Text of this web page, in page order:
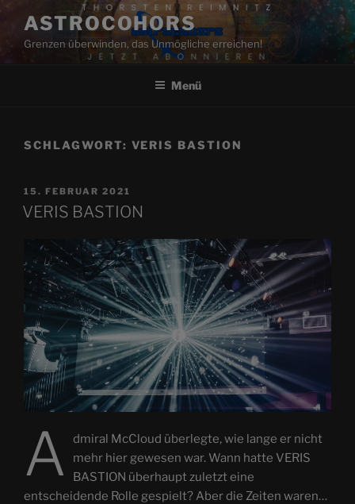
Inhalt
springen
ASTROCOHORS
Grenzen überwinden, das Unmögliche erreichen!
Menü
SCHLAGWORT: VERIS BASTION
VERÖFFENTLICHT
AM
15. FEBRUAR 2021
VERIS BASTION
A
dmiral McCloud überlegte, wie lange er nicht
mehr hier gewesen war. Wann hatte VERIS
BASTION überhaupt zuletzt eine
entscheidende Rolle gespielt? Aber die Zeiten waren…